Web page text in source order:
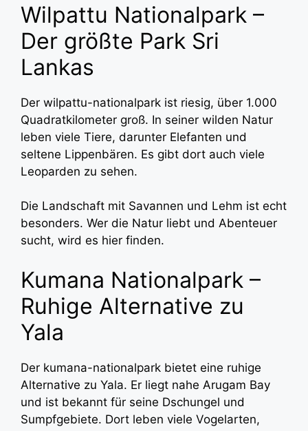
Wilpattu Nationalpark –
Der größte Park Sri
Lankas
Der wilpattu-nationalpark ist riesig, über 1.000
Quadratkilometer groß. In seiner wilden Natur
leben viele Tiere, darunter Elefanten und
seltene Lippenbären. Es gibt dort auch viele
Leoparden zu sehen.
Die Landschaft mit Savannen und Lehm ist echt
besonders. Wer die Natur liebt und Abenteuer
sucht, wird es hier finden.
Kumana Nationalpark –
Ruhige Alternative zu
Yala
Der kumana-nationalpark bietet eine ruhige
Alternative zu Yala. Er liegt nahe Arugam Bay
und ist bekannt für seine Dschungel und
Sumpfgebiete. Dort leben viele Vogelarten,